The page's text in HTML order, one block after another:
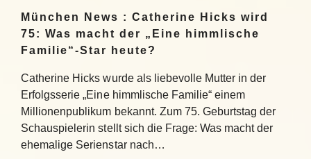
München News : Catherine Hicks wird
75: Was macht der „Eine himmlische
Familie“-Star heute?
Catherine Hicks wurde als liebevolle Mutter in der
Erfolgsserie „Eine himmlische Familie“ einem
Millionenpublikum bekannt. Zum 75. Geburtstag der
Schauspielerin stellt sich die Frage: Was macht der
ehemalige Serienstar nach…